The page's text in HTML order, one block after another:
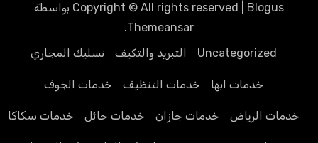
Copyright © All rights reserved Blogus
بواسطة
Themeansar
.
Uncategorized
التبريد والتكيف تسليك المجاري
خدمات ابها خدمات التنظيف خدمات الجوف
خدمات الرياض خدمات جازان خدمات حائل خدمات سكاكا